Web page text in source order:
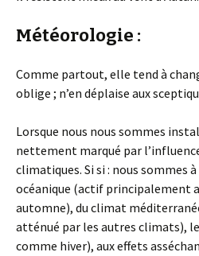
Météorologie :
Comme partout, elle tend à
oblige ; n’en déplaise aux
Lorsque nous nous sommes
nettement marqué par
climatiques. Si si : nous sommes
océanique (actif principalement
automne), du climat
atténué par les autres climats),
comme hiver), aux effets